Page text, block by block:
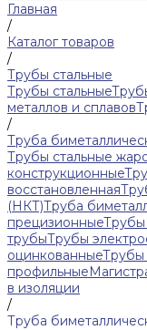
Главная
/
Каталог товаров
/
Трубы стальные
Трубы стальные
металлов и сплавов
/
Труба
Трубы стальные
конструкционные
восстановленная
(НКТ)Труба
прецизионныеТрубы
трубыТрубы
оцинкованные
профильные
в изоляции
/
Труба